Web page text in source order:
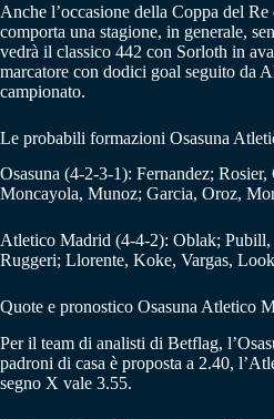
Anche l’occasione della Coppa del
comporta una stagione, in generale,
vedrà il classico 442 con Sorloth in
marcatore con dodici goal seguito da
campionato.
Le probabili formazioni Osasuna
Osasuna (4-2-3-1): Fernandez;
Moncayola, Munoz; Garcia, Oroz,
Atletico Madrid (4-4-2): Oblak;
Ruggeri; Llorente, Koke, Vargas,
Quote e pronostico Osasuna Atletico
Per il team di analisti di Betflag,
padroni di casa è proposta a 2.40,
segno X vale 3.55.